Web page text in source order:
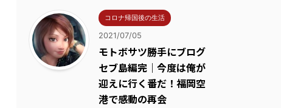
コロナ帰国後の生活
2021/07/05
モトボサツ勝手にブログ
セブ島編完｜今度は俺が
迎えに行く番だ！福岡空
港で感動の再会